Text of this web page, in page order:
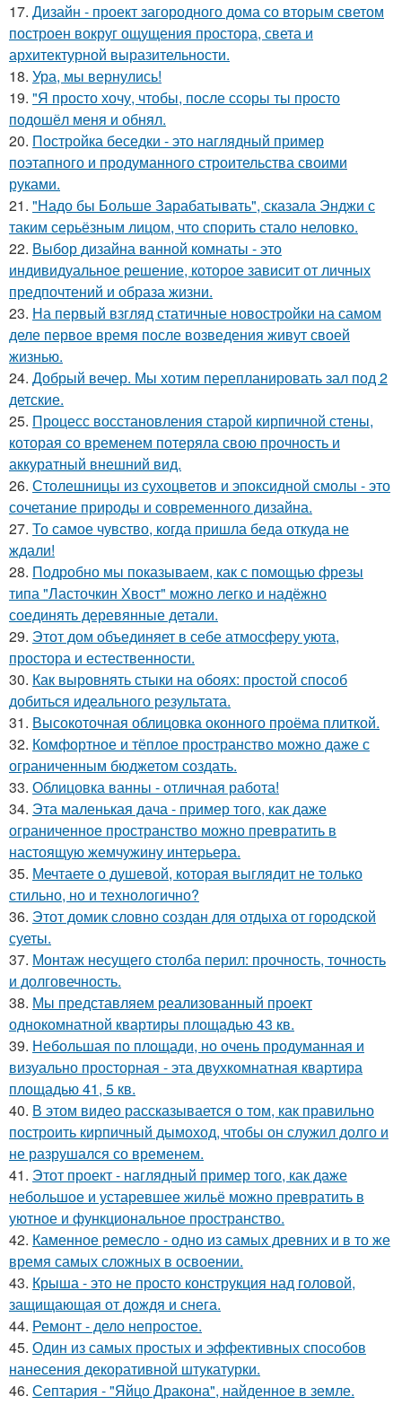
17. Дизайн - проект загородного дома со вторым светом
построен вокруг ощущения простора, света и
архитектурной выразительности.
18. Ура, мы вернулись!
19. "Я просто хочу, чтобы, после ссоры ты просто
подошёл меня и обнял.
20. Постройка беседки - это наглядный пример
поэтапного и продуманного строительства своими
руками.
21. "Надо бы Больше Зарабатывать", сказала Энджи с
таким серьёзным лицом, что спорить стало неловко.
22. Выбор дизайна ванной комнаты - это
индивидуальное решение, которое зависит от личных
предпочтений и образа жизни.
23. На первый взгляд статичные новостройки на самом
деле первое время после возведения живут своей
жизнью.
24. Добрый вечер. Мы хотим перепланировать зал под 2
детские.
25. Процесс восстановления старой кирпичной стены,
которая со временем потеряла свою прочность и
аккуратный внешний вид.
26. Столешницы из сухоцветов и эпоксидной смолы - это
сочетание природы и современного дизайна.
27. То самое чувство, когда пришла беда откуда не
ждали!
28. Подробно мы показываем, как с помощью фрезы
типа "Ласточкин Хвост" можно легко и надёжно
соединять деревянные детали.
29. Этот дом объединяет в себе атмосферу уюта,
простора и естественности.
30. Как выровнять стыки на обоях: простой способ
добиться идеального результата.
31. Высокоточная облицовка оконного проёма плиткой.
32. Комфортное и тёплое пространство можно даже с
ограниченным бюджетом создать.
33. Облицовка ванны - отличная работа!
34. Эта маленькая дача - пример того, как даже
ограниченное пространство можно превратить в
настоящую жемчужину интерьера.
35. Мечтаете о душевой, которая выглядит не только
стильно, но и технологично?
36. Этот домик словно создан для отдыха от городской
суеты.
37. Монтаж несущего столба перил: прочность, точность
и долговечность.
38. Мы представляем реализованный проект
однокомнатной квартиры площадью 43 кв.
39. Небольшая по площади, но очень продуманная и
визуально просторная - эта двухкомнатная квартира
площадью 41, 5 кв.
40. В этом видео рассказывается о том, как правильно
построить кирпичный дымоход, чтобы он служил долго и
не разрушался со временем.
41. Этот проект - наглядный пример того, как даже
небольшое и устаревшее жильё можно превратить в
уютное и функциональное пространство.
42. Каменное ремесло - одно из самых древних и в то же
время самых сложных в освоении.
43. Крыша - это не просто конструкция над головой,
защищающая от дождя и снега.
44. Ремонт - дело непростое.
45. Один из самых простых и эффективных способов
нанесения декоративной штукатурки.
46. Септария - "Яйцо Дракона", найденное в земле.